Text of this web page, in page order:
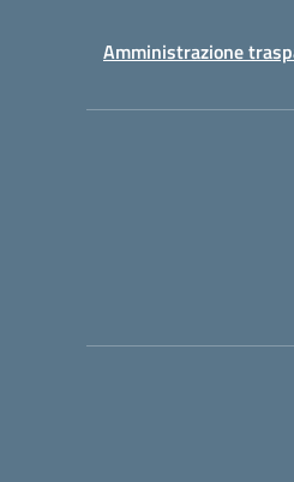
Amministrazione